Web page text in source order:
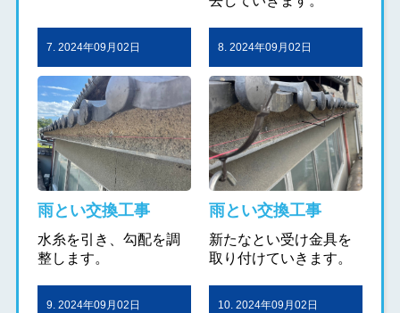
7. 2024年09月02日
雨とい交換工事
水糸を引き、勾配を調
整します。
8. 2024年09月02日
雨とい交換工事
新たなとい受け金具を
取り付けていきます。
9. 2024年09月02日 10. 2024年09月02日